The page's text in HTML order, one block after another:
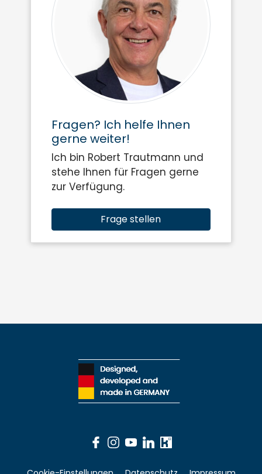
Fragen? Ich helfe Ihnen
gerne weiter!
Ich bin Robert Trautmann und
stehe Ihnen für Fragen gerne
zur Verfügung.
Frage stellen